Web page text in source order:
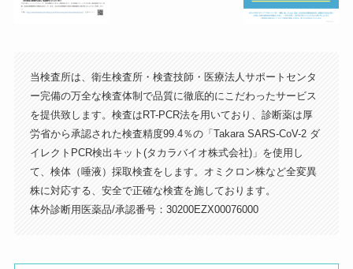
左手にマクドナルドが見える交差点を
右に曲がります（ケバブのお店の手前
の道）
当検査所は、衛生検査所・検査技師・医療法人サポートセンタ
ー完備の万全な検査体制で品質に徹底的にこだわったサービス
を提供致します。検査はRT-PCR法を用いており、診断薬は厚
労省から承認された検査精度99.4％の「Takara SARS-CoV-2 ダ
イレクトPCR検出キット(タカラバイオ株式会社)」を使用し
て、検体（唾液）採取検査をします。オミクロン株など全変異
株に対応する、安全で正確な検査を施しております。
体外診断用医薬品/承認番号：30200EZX00076000